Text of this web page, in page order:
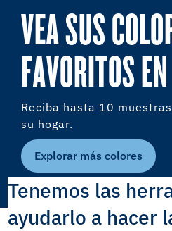
VEA SUS
FAVORITOS
Reciba hasta 10
su hogar.
Explorar más colores
Tenemos las
ayudarlo a hacer